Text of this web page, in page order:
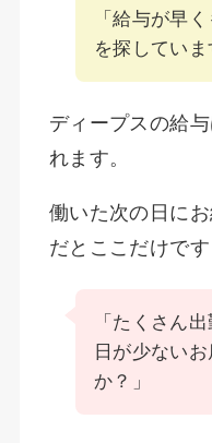
「給与が早
を探していま
ディープスの給
れます。
働いた次の日に
だとここだけです
「たくさん
日が少ない
か？」